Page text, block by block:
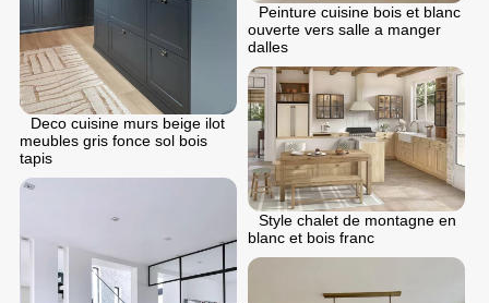
Peinture cuisine bois et blanc
ouverte vers salle a manger
dalles
Deco cuisine murs beige ilot
meubles gris fonce sol bois
tapis
Style chalet de montagne en
blanc et bois franc